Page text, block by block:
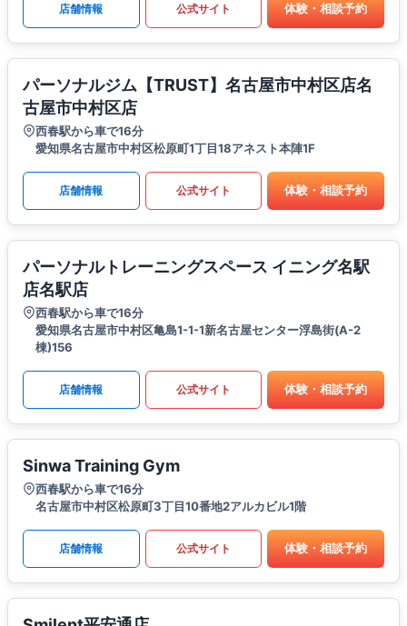
店舗情報 公式サイト 体験・相談予約
パーソナルジム【TRUST】名古屋市中村区店名
古屋市中村区店
西春駅から車で16分
愛知県名古屋市中村区松原町1丁目18アネスト本陣1F
店舗情報 公式サイト 体験・相談予約
パーソナルトレーニングスペース イニング名駅
店名駅店
西春駅から車で16分
愛知県名古屋市中村区亀島1-1-1新名古屋センター浮島街(A-2
棟)156
店舗情報 公式サイト 体験・相談予約
Sinwa Training Gym
西春駅から車で16分
名古屋市中村区松原町3丁目10番地2アルカビル1階
店舗情報 公式サイト 体験・相談予約